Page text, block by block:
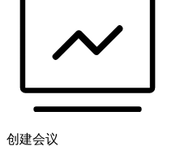
创建会议